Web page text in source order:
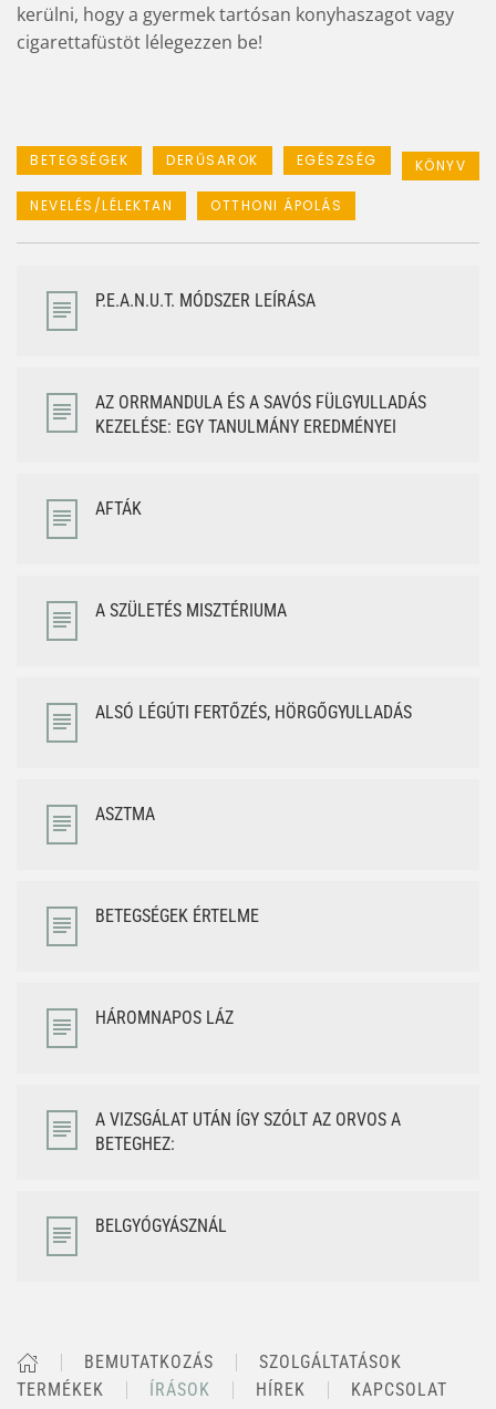
kerülni, hogy a gyermek tartósan konyhaszagot vagy
cigarettafüstöt lélegezzen be!
BETEGSÉGEK DERŰSAROK EGÉSZSÉG KÖNYV
NEVELÉS/LÉLEKTAN OTTHONI ÁPOLÁS
P.E.A.N.U.T. MÓDSZER LEÍRÁSA
AZ ORRMANDULA ÉS A SAVÓS FÜLGYULLADÁS
KEZELÉSE: EGY TANULMÁNY EREDMÉNYEI
AFTÁK
A SZÜLETÉS MISZTÉRIUMA
ALSÓ LÉGÚTI FERTŐZÉS, HÖRGŐGYULLADÁS
ASZTMA
BETEGSÉGEK ÉRTELME
HÁROMNAPOS LÁZ
A VIZSGÁLAT UTÁN ÍGY SZÓLT AZ ORVOS A
BETEGHEZ:
BELGYÓGYÁSZNÁL
BEMUTATKOZÁS
SZOLGÁLTATÁSOK
TERMÉKEK
ÍRÁSOK HÍREK KAPCSOLAT